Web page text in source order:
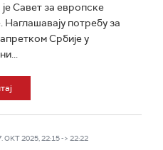
Савет за европске
Наглашавају потребу за
Србије у
2025, 22:15 -> 22:22